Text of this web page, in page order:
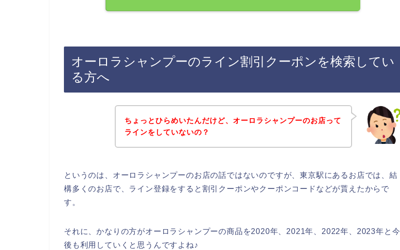
オーロラシャンプーのライン割引クーポンを検索してい
る方へ
ちょっとひらめいたんだけど、オーロラシャンプーのお店って
ラインをしていないの？
というのは、オーロラシャンプーのお店の話ではないのですが、東京駅にあるお店では、結
構多くのお店で、ライン登録をすると割引クーポンやクーポンコードなどが貰えたからで
す。
それに、かなりの方がオーロラシャンプーの商品を2020年、2021年、2022年、2023年と今
後も利用していくと思うんですよね♪